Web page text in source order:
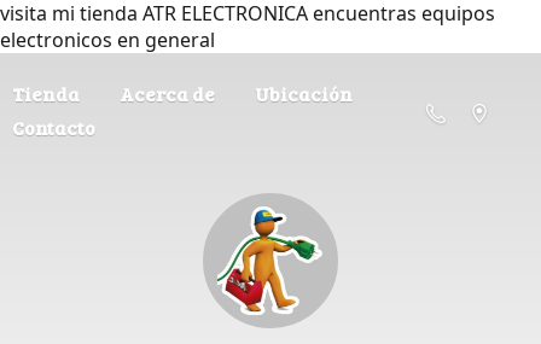
visita mi tienda ATR ELECTRONICA encuentras equipos
electronicos en general
Tienda Acerca de
Ubicación
Contacto